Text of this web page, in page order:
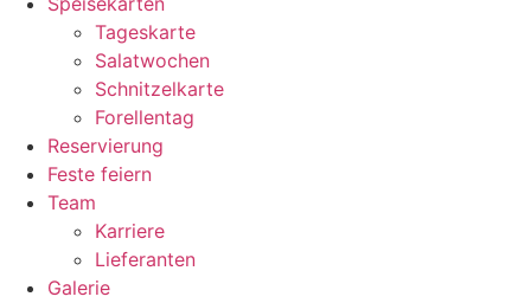
Tageskarte
Salatwochen
Schnitzelkarte
Forellentag
Reservierung
Feste feiern
Team
Karriere
Lieferanten
Galerie